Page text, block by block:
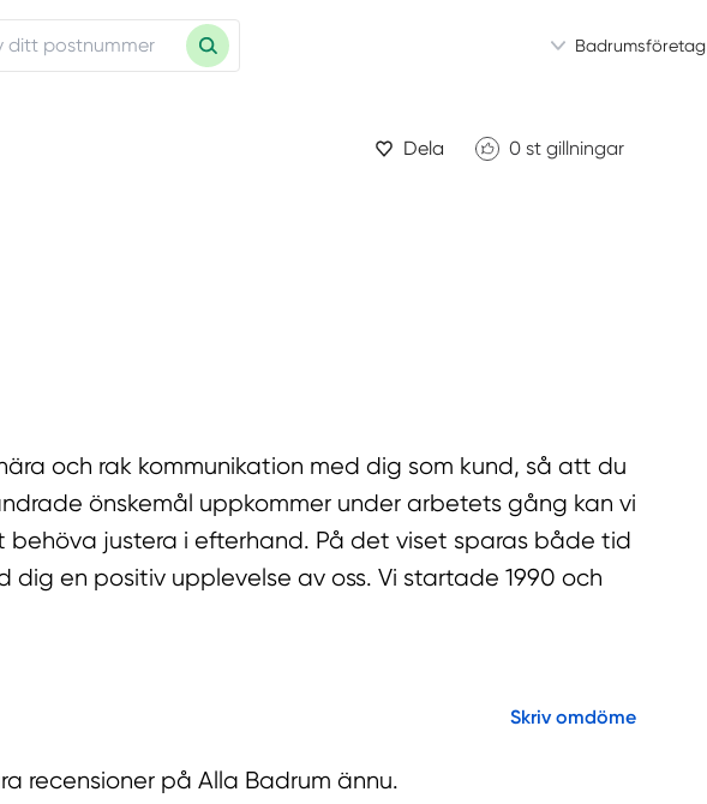
Badrumsföretag
Dela 0 st gillningar
och rak kommunikation med dig som kund, så att du
önskemål uppkommer under arbetets gång kan vi
justera i efterhand. På det viset sparas både tid
en positiv upplevelse av oss. Vi startade 1990 och
Skriv omdöme
recensioner på Alla Badrum ännu.